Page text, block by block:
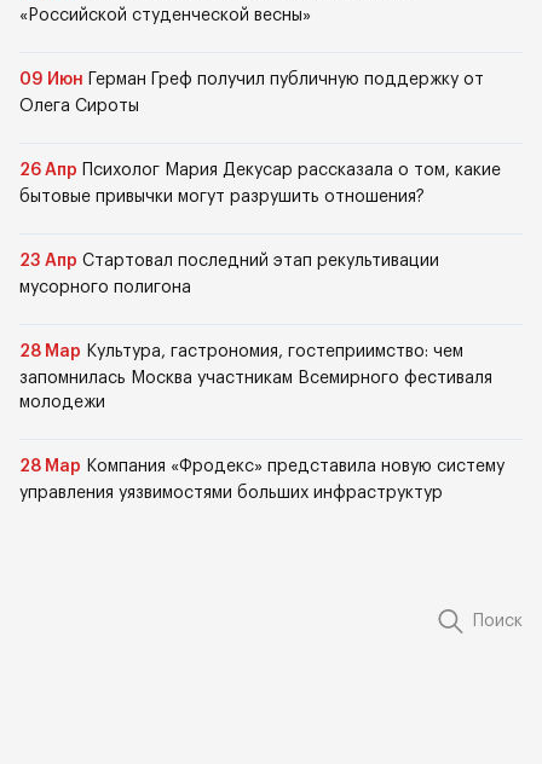
«Российской студенческой весны»
09 Июн
Герман Греф получил публичную поддержку от
Олега Сироты
26 Апр
Психолог Мария Декусар рассказала о том, какие
бытовые привычки могут разрушить отношения?
23 Апр Стартовал последний этап рекультивации
мусорного полигона
28 Мар Культура, гастрономия, гостеприимство: чем
запомнилась Москва участникам Всемирного фестиваля
молодежи
28 Мар Компания «Фродекс» представила новую систему
управления уязвимостями больших инфраструктур
Поиск